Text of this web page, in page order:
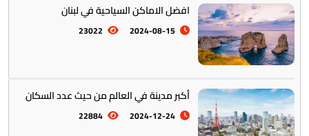
افضل الاماكن السياحية في لبنان
2024-08-15
23022
أكبر مدينة في العالم من حيث عدد السكان
2024-12-24
22884